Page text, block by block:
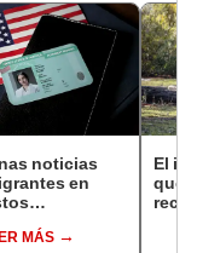
noticias
en
Green Card si
MÁS
El
que